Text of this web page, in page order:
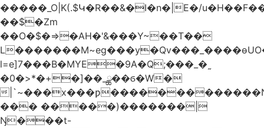
�����_O|K(.$Կ�R��&�I�n�|E�/
��$�Zm
��O�$�=>�AH�'&���Y~��T��
l=e]7���B�MYE�9A�Q;���_�˷
�0�>*�+�]��_ྪ��ϭ�W�
��� �����)�������|
Ŋ���t-